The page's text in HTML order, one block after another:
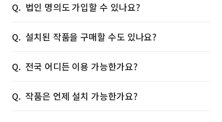
법인 명의도 가입할 수 있나요?
설치된 작품을 구매할 수도 있나요?
전국 어디든 이용 가능한가요?
작품은 언제 설치 가능한가요?